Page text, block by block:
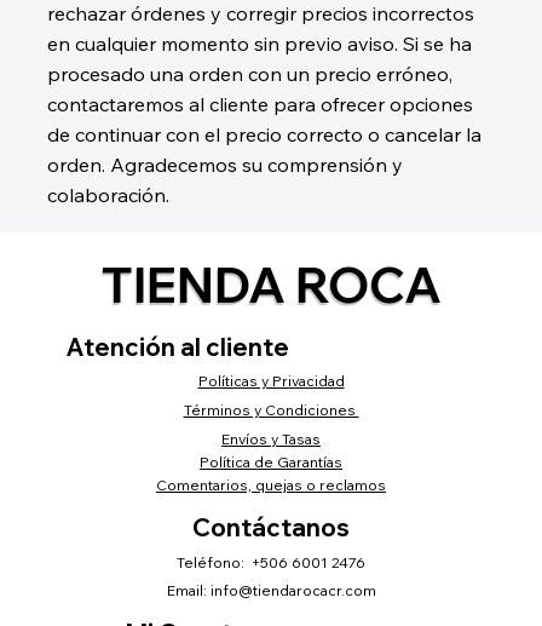
rechazar órdenes y corregir precios incorrectos
en cualquier momento sin previo aviso. Si se ha
procesado una orden con un precio erróneo,
contactaremos al cliente para ofrecer opciones
de continuar con el precio correcto o cancelar la
orden. Agradecemos su comprensión y
colaboración.
TIENDA ROCA
Atención al cliente
Políticas y Privacidad
Términos y Condiciones
Envíos y Tasas
Política de Garantías
Comentarios, quejas o reclamos
Contáctanos
Teléfono: +506 6001 2476
Email: info@tiendarocacr.com